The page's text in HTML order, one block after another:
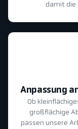
damit die
Anpassung
Ob
großflächige
passen unsere